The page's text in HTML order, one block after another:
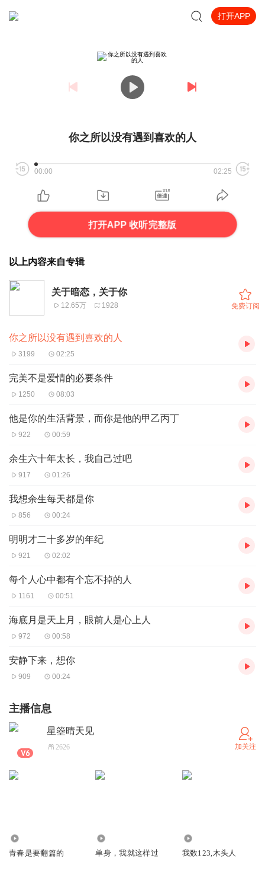
打开APP
你之所以没有遇到喜欢的人
00:00 02:25
打开APP 收听完整版
以上内容来自专辑
关于暗恋，关于你
12.65万 1928 免费订阅
你之所以没有遇到喜欢的人
3199 02:25
完美不是爱情的必要条件
1250 08:03
他是你的生活背景，而你是他的甲乙丙丁
922 00:59
余生六十年太长，我自己过吧
917 01:26
我想余生每天都是你
856 00:24
明明才二十多岁的年纪
921 02:02
每个人心中都有个忘不掉的人
1161 00:51
海底月是天上月，眼前人是心上人
972 00:58
安静下来，想你
909 00:24
主播信息
星箜晴天见
2626 加关注
青春是要翻篇的 单身，我就这样过 我数123,木头人